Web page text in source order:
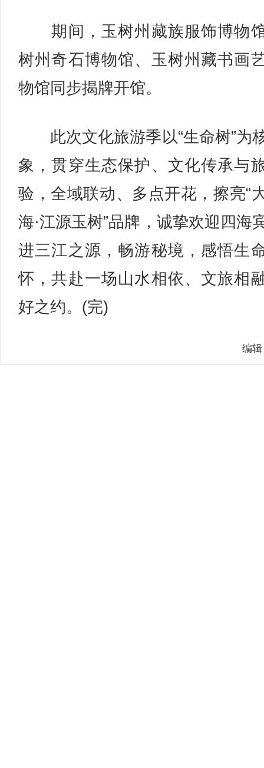
期间，玉树州藏族服饰博物
树州奇石博物馆、玉树州藏书画
物馆同步揭牌开馆。
此次文化旅游季以“生命树”为
象，贯穿生态保护、文化传承与
验，全域联动、多点开花，擦亮“
海·江源玉树”品牌，诚挚欢迎四海
进三江之源，畅游秘境，感悟生
怀，共赴一场山水相依、文旅相
好之约。(完)
编